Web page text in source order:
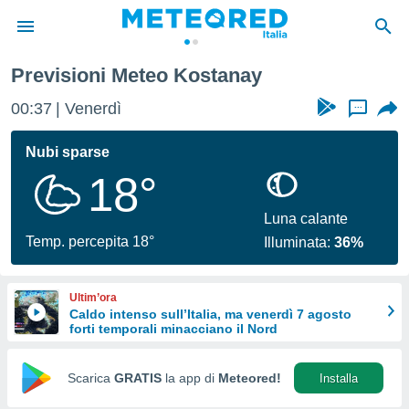
di
per
le
di
Web
Previsioni Meteo Kostanay
00:37 Venerdì ...
Nubi sparse
18°
Temp. percepita 18°
Luna calante
Illuminata:36%
Ultim’ora
Caldo intenso sull’Italia, ma venerdì 7 agosto
forti temporali minacciano il Nord
Scarica GRATIS la app di Meteored! Installa